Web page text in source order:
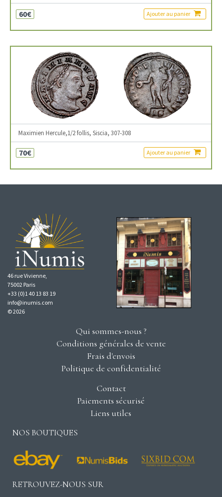
60€ Ajouter au panier
Maximien Hercule,1/2 follis, Siscia, 307-308
70€ Ajouter au panier
46 rue Vivienne,
75002 Paris
+33 (0)1 40 13 83 19
info@inumis.com
© 2026
Qui sommes-nous ?
Conditions générales de vente
Frais d'envois
Politique de confidentialité
Contact
Paiements sécurisé
Liens utiles
NOS BOUTIQUES
RETROUVEZ-NOUS SUR